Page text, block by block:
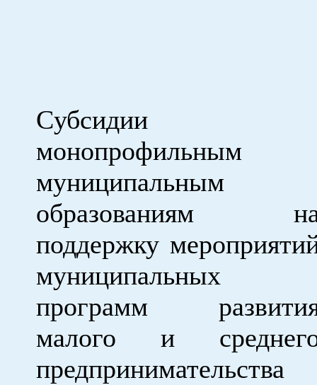
Cубсидии
монопрофильным
муниципальным
образованиям
поддержку
муниципальных
программ
малого и
предпринимательства